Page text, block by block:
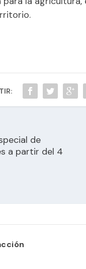
de
a partir del 4